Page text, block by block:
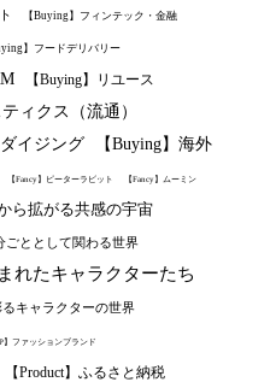
【Buying】フィンテック・金融
】フードデリバリー
【Buying】リユース
ィクス（流通）
イジング
【Buying】海外
【Fancy】ピーターラビット 【Fancy】ムーミン
から拡がる共感の宇宙
ごととして関わる世界
れたキャラクターたち
るキャラクターの世界
】ファッションブランド
【Product】ふるさと納税